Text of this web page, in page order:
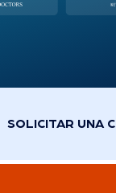
SOLICITAR UNA